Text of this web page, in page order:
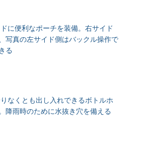
に便利なポーチを装備。右サイド
写真の左サイド側はバックル操作で
る
なくとも出し入れできるボトルホ
降雨時のために水抜き穴を備える